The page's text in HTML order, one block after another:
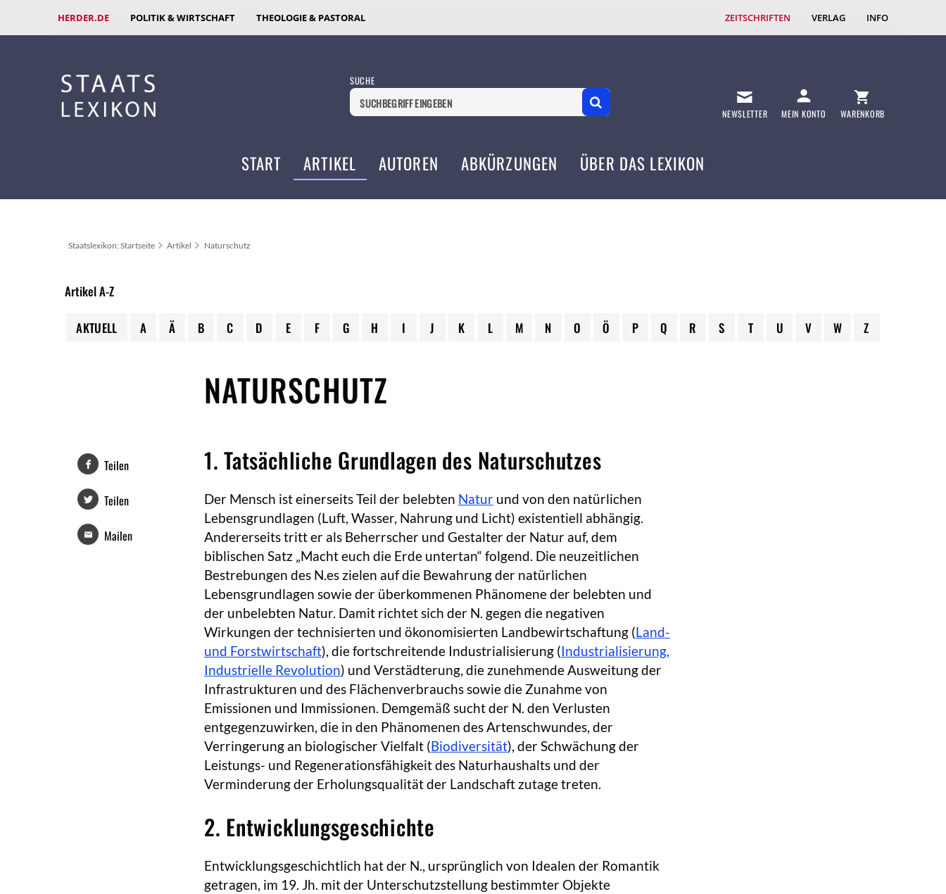
HERDER.DE POLITIK & WIRTSCHAFT THEOLOGIE & PASTORAL ZEITSCHRIFTEN VERLAG INFO
SUCHE
NEWSLETTER MEIN KONTO WARENKORB
START ARTIKEL AUTOREN ABKÜRZUNGEN ÜBER DAS LEXIKON
Staatslexikon: Startseite Artikel Naturschutz
Artikel A-Z
AKTUELL A Ä B C D E F G H I J K L M N O Ö P Q R S T U V W Z
NATURSCHUTZ
1. Tatsächliche Grundlagen des Naturschutzes
Der Mensch ist einerseits Teil der belebten Naturund von den natürlichen
Lebensgrundlagen (Luft, Wasser, Nahrung und Licht) existentiell abhängig.
Andererseits tritt er als Beherrscher und Gestalter der Natur auf, dem
biblischen Satz „Macht euch die Erde untertan“ folgend. Die neuzeitlichen
Bestrebungen des N.es zielen auf die Bewahrung der natürlichen
Lebensgrundlagen sowie der überkommenen Phänomene der belebten und
der unbelebten Natur. Damit richtet sich der N. gegen die negativen
Wirkungen der technisierten und ökonomisierten Landbewirtschaftung (Land-
und Forstwirtschaft), die fortschreitende Industrialisierung (Industrialisierung,
Industrielle Revolution) und Verstädterung, die zunehmende Ausweitung der
Infrastrukturen und des Flächenverbrauchs sowie die Zunahme von
Emissionen und Immissionen. Demgemäß sucht der N. den Verlusten
entgegenzuwirken, die in den Phänomenen des Artenschwundes, der
Verringerung an biologischer Vielfalt (Biodiversität), der Schwächung der
Leistungs- und Regenerationsfähigkeit des Naturhaushalts und der
Verminderung der Erholungsqualität der Landschaft zutage treten.
2. Entwicklungsgeschichte
Entwicklungsgeschichtlich hat der N., ursprünglich von Idealen der Romantik
getragen, im 19. Jh. mit der Unterschutzstellung bestimmter Objekte
Teilen
Teilen
Mailen